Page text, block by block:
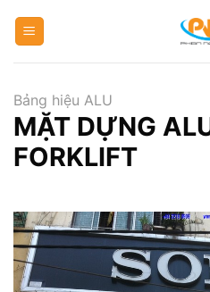
Bảng hiệu ALU
MẶT DỰNG
FORKLIFT